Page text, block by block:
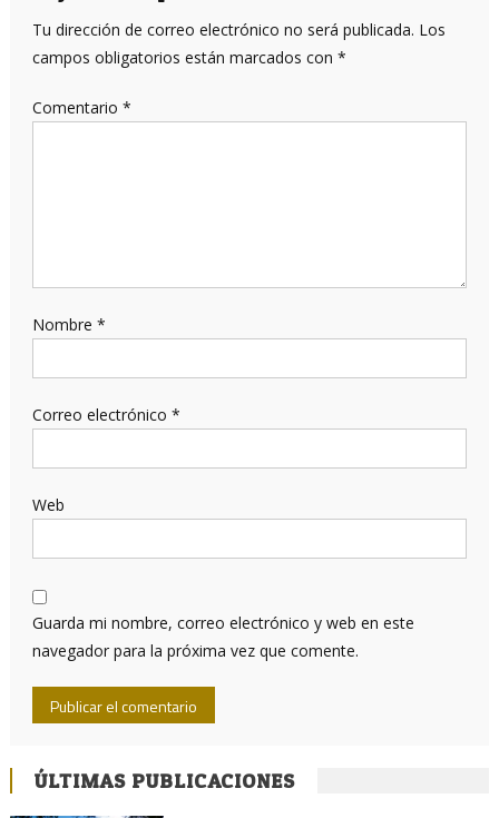
Tu dirección de correo electrónico no será publicada. Los
campos obligatorios están marcados con *
Comentario *
Nombre *
Correo electrónico *
Web
Guarda mi nombre, correo electrónico y web en este
navegador para la próxima vez que comente.
ÚLTIMAS PUBLICACIONES